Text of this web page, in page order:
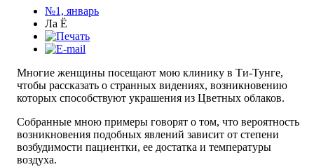
№1, январь
Ла Ё
Многие женщины посещают мою клинику в Ти-Тунге,
чтобы рассказать о странных видениях, возникновению
которых способствуют украшения из Цветных облаков.
Собранные мною примеры говорят о том, что вероятность
возникновения подобных явлений зависит от степени
возбудимости пациентки, ее достатка и температуры
воздуха.